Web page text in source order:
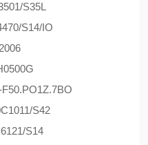
S35L
S14/IO
F50.PO1Z.7BO
S42
S14